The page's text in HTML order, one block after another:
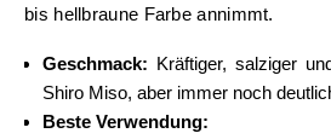
bis hellbraune Farbe annimmt.
Geschmack: Kräftiger, salziger
Shiro Miso, aber immer noch
Beste Verwendung: